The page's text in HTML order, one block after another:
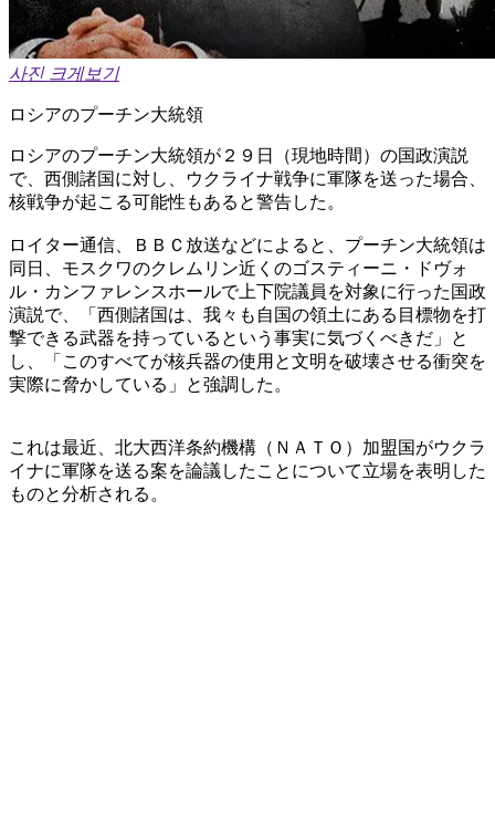
사진 크게보기
ロシアのプーチン大統領
ロシアのプーチン大統領が２９日（現地時間）の国政演説
で、西側諸国に対し、ウクライナ戦争に軍隊を送った場合、
核戦争が起こる可能性もあると警告した。
ロイター通信、ＢＢＣ放送などによると、プーチン大統領は
同日、モスクワのクレムリン近くのゴスティーニ・ドヴォ
ル・カンファレンスホールで上下院議員を対象に行った国政
演説で、「西側諸国は、我々も自国の領土にある目標物を打
撃できる武器を持っているという事実に気づくべきだ」と
し、「このすべてが核兵器の使用と文明を破壊させる衝突を
実際に脅かしている」と強調した。
これは最近、北大西洋条約機構（ＮＡＴＯ）加盟国がウクラ
イナに軍隊を送る案を論議したことについて立場を表明した
ものと分析される。